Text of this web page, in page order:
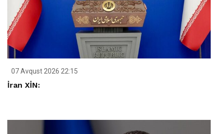
07 Avqust 2026 22:15
İran XİN: